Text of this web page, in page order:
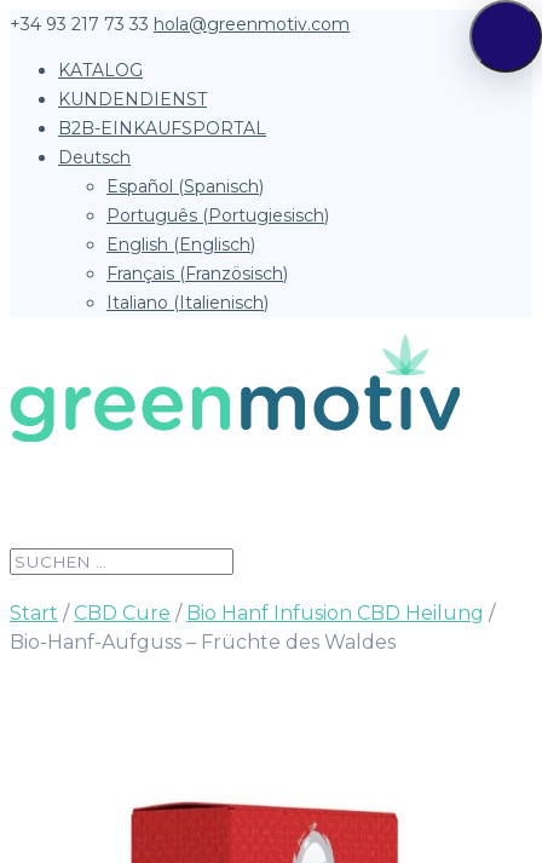
+34 93 217 73 33 hola@greenmotiv.com
KATALOG
KUNDENDIENST
B2B-EINKAUFSPORTAL
Deutsch
Español (Spanisch)
Português (Portugiesisch)
English (Englisch)
Français (Französisch)
Italiano (Italienisch)
Start /CBD Cure / Bio Hanf Infusion CBD Heilung /
Bio-Hanf-Aufguss – Früchte des Waldes